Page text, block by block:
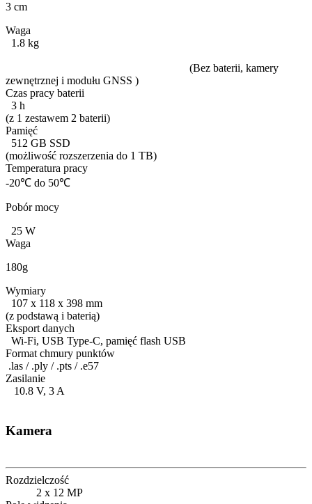
3 cm
Waga
1.8 kg
(Bez baterii, kamery
zewnętrznej i modułu GNSS )
Czas pracy baterii
3 h
(z 1 zestawem 2 baterii)
Pamięć
512 GB SSD
(możliwość rozszerzenia do 1 TB)
Temperatura pracy
-20℃ do 50℃
Pobór mocy
25 W
Waga
180g
Wymiary
107 x 118 x 398 mm
(z podstawą i baterią)
Eksport danych
Wi-Fi, USB Type-C, pamięć flash USB
Format chmury punktów
.las / .ply / .pts / .e57
Zasilanie
10.8 V, 3 A
Kamera
Rozdzielczość
2 x 12 MP